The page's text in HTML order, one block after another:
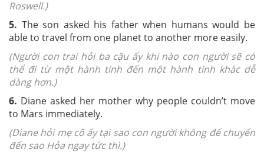
Roswell.)
5. The son asked his father when humans would be
able to travel from one planet to another more easily.
(Người con trai hỏi ba cậu ấy khi nào con người sẽ có
thể đi từ một hành tinh đến một hành tinh khác dễ
dàng hơn.)
6. Diane asked her mother why people couldn’t move
to Mars immediately.
(Diane hỏi mẹ cô ấy tại sao con người không để chuyển
đến sao Hỏa ngay tức thì.)